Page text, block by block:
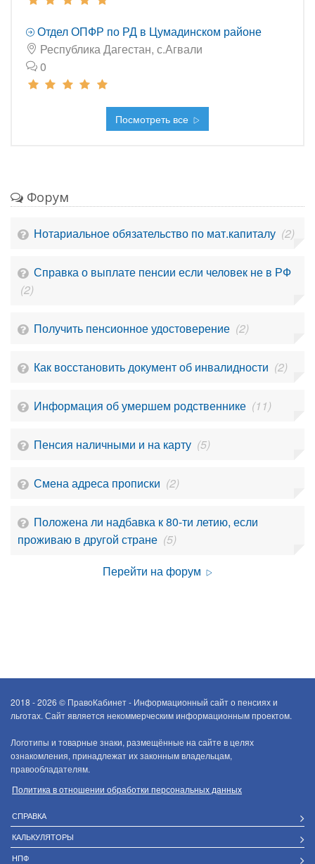
Отдел ОПФР по РД в Цумадинском районе
Республика Дагестан, с.Агвали
0
Посмотреть все
Форум
Нотариальное обязательство по мат.капиталу (2)
Справка о выплате пенсии если человек не в РФ
(2)
Получить пенсионное удостоверение (2)
Как восстановить документ об инвалидности (2)
Информация об умершем родственнике (11)
Пенсия наличными и на карту (5)
Смена адреса прописки (2)
Положена ли надбавка к 80-ти летию, если
проживаю в другой стране (5)
Перейти на форум
2018 - 2026 © ПравоКабинет - Информационный сайт о пенсиях и
льготах. Сайт является некоммерческим информационным проектом.
Логотипы и товарные знаки, размещённые на сайте в целях
ознакомления, принадлежат их законным владельцам,
правообладателям.
Политика в отношении обработки персональных данных
СПРАВКА
КАЛЬКУЛЯТОРЫ
НПФ